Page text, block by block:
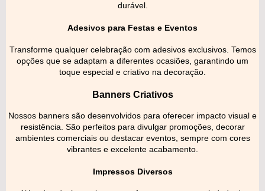
durável.
Adesivos para Festas e Eventos
Transforme qualquer celebração com adesivos exclusivos. Temos
opções que se adaptam a diferentes ocasiões, garantindo um
toque especial e criativo na decoração.
Banners Criativos
Nossos banners são desenvolvidos para oferecer impacto visual e
resistência. São perfeitos para divulgar promoções, decorar
ambientes comerciais ou destacar eventos, sempre com cores
vibrantes e excelente acabamento.
Impressos Diversos